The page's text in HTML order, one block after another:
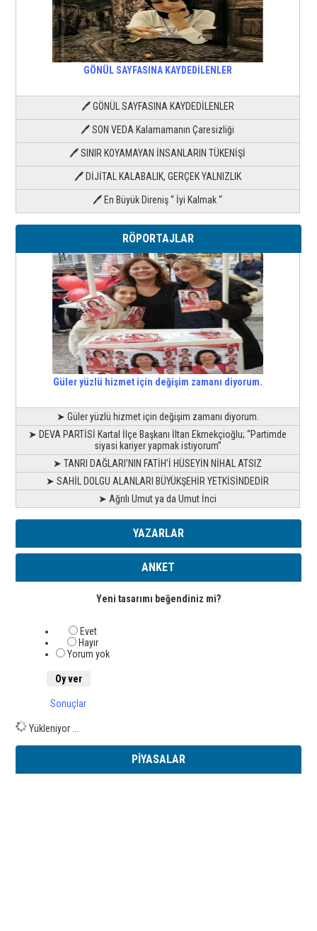
GÖNÜL SAYFASINA KAYDEDİLENLER
🖊 GÖNÜL SAYFASINA KAYDEDİLENLER
🖊 SON VEDA Kalamamanın Çaresizliği
🖊 SINIR KOYAMAYAN İNSANLARIN TÜKENİŞİ
🖊 DİJİTAL KALABALIK, GERÇEK YALNIZLIK
🖊 En Büyük Direniş “ İyi Kalmak “
RÖPORTAJLAR
Güler yüzlü hizmet için değişim zamanı diyorum.
➤ Güler yüzlü hizmet için değişim zamanı diyorum.
➤ DEVA PARTİSİ Kartal İlçe Başkanı İltan Ekmekçioğlu; “Partimde
siyasi kariyer yapmak istiyorum”
➤ TANRI DAĞLARI’NIN FATİH’İ HÜSEYİN NİHAL ATSIZ
➤ SAHİL DOLGU ALANLARI BÜYÜKŞEHİR YETKİSİNDEDİR
➤ Ağrılı Umut ya da Umut İnci
YAZARLAR
ANKET
Yeni tasarımı beğendiniz mi?
Evet
Hayır
Yorum yok
Sonuçlar
Yükleniyor ...
PİYASALAR